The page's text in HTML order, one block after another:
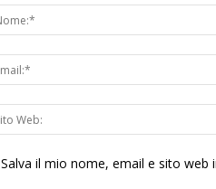
Salva il mio nome, email e sito